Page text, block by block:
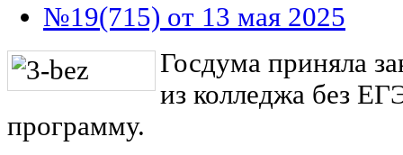
№19(715) от 13 мая 2025
Госдума приняла
из колледжа без
программу.